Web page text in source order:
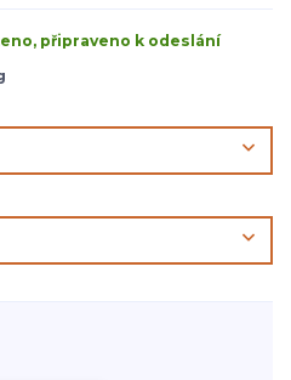
připraveno k odeslání